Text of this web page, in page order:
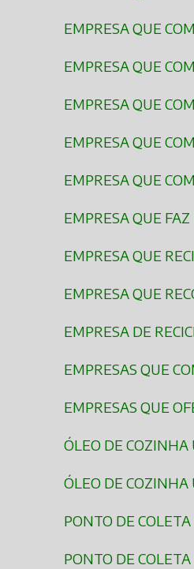
EMPRESA QUE
EMPRESA QUE
EMPRESA QUE
EMPRESA QUE
EMPRESA QUE
EMPRESA QUE
EMPRESA QUE
EMPRESA QUE
EMPRESA DE
EMPRESAS QUE
EMPRESAS QUE
ÓLEO DE
ÓLEO DE
PONTO DE
PONTO DE